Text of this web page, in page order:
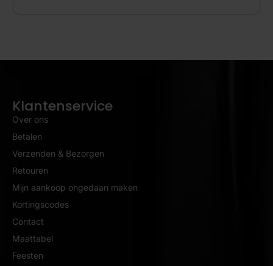
Klantenservice
Over ons
Betalen
Verzenden & Bezorgen
Retouren
Mijn aankoop ongedaan maken
Kortingscodes
Contact
Maattabel
Feesten